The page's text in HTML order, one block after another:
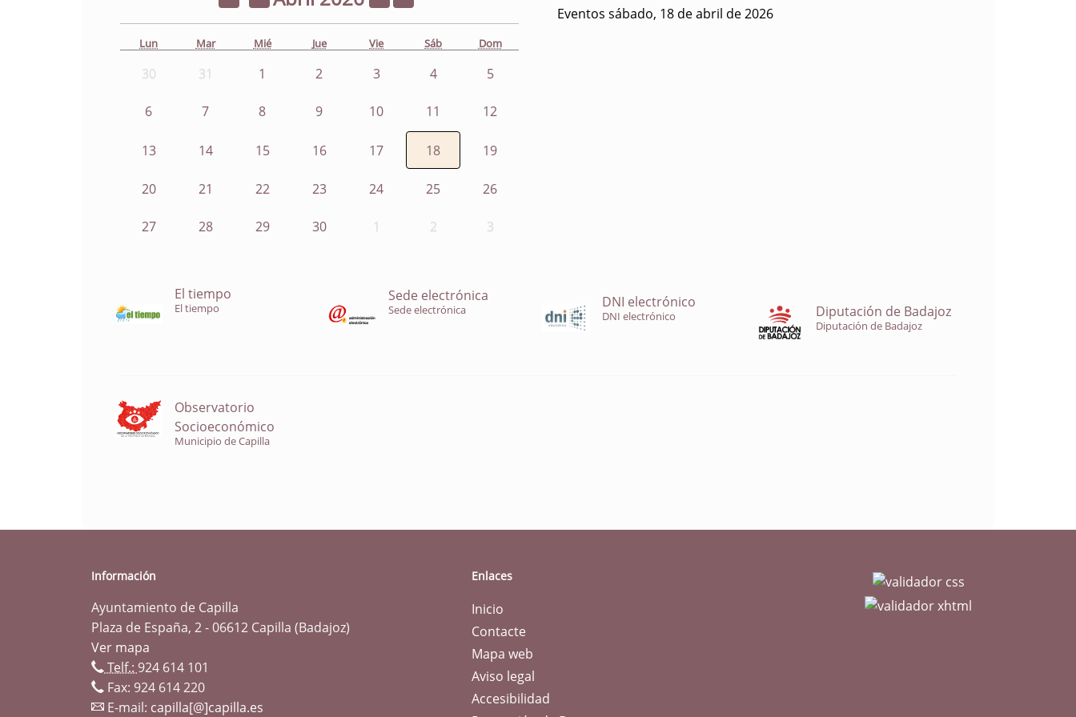
Lun Mar Mié Jue Vie Sáb Dom
30 31 1 2 3 4 5
6 7 8 9 10 11 12
13 14 15 16 17 18 19
20 21 22 23 24 25 26
27 28 29 30 1 2 3
Eventos sábado, 18 de abril de 2026
El tiempo
El tiempo
Sede electrónica
Sede electrónica DNI electrónico
DNI electrónico Diputación de Badajoz
Diputación de Badajoz
Observatorio
Socioeconómico
Municipio de Capilla
Información
Ayuntamiento de Capilla
Plaza de España, 2 - 06612 Capilla (Badajoz)
Ver mapa
Telf.: 924 614 101
Fax: 924 614 220
E-mail: capilla[@]capilla.es
Enlaces
Inicio
Contacte
Mapa web
Aviso legal
Accesibilidad